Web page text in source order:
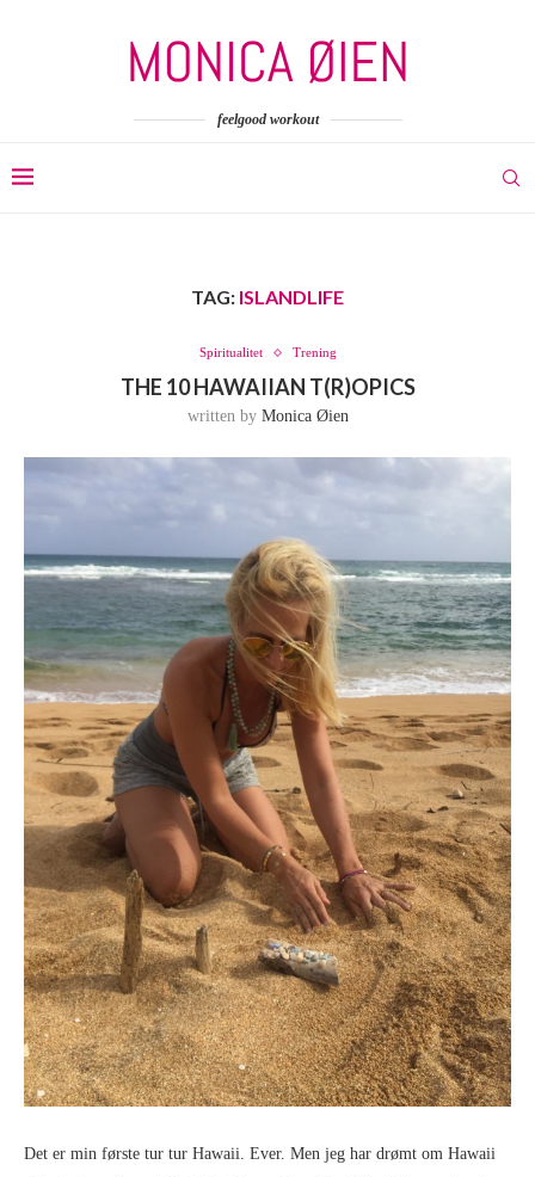
feelgood workout
TAG: ISLANDLIFE
Spiritualitet Trening
THE 10 HAWAIIAN T(R)OPICS
written by Monica Øien
Det er min første tur tur Hawaii. Ever. Men jeg har drømt om Hawaii